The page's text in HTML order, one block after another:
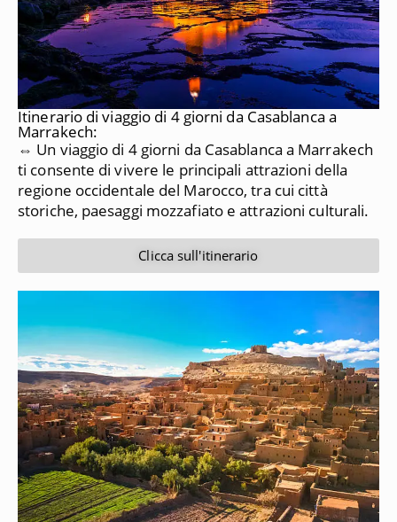
Itinerario di viaggio di 4 giorni da Casablanca a
Marrakech:
⇔ Un viaggio di 4 giorni da Casablanca a Marrakech
ti consente di vivere le principali attrazioni della
regione occidentale del Marocco, tra cui città
storiche, paesaggi mozzafiato e attrazioni culturali.
Clicca sull'itinerario